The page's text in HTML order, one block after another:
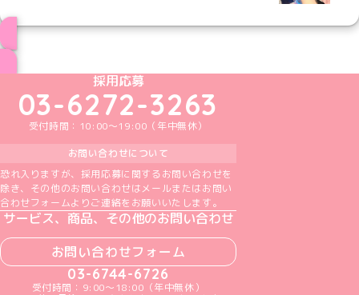
めいどりーみんTikTok公式アカウント
めいどりーみんX公式アカウント
めいどりーみんInstagram公式アカウント
めいどりーみんFacebook公式アカウン
めいどりーみんYouTube公式アカ
採用応募
03-6272-3263
受付時間：10:00～19:00（年中無休）
お問い合わせについて
恐れ入りますが、採用応募に関するお問い合わせを
除き、その他のお問い合わせはメールまたはお問い
合わせフォームよりご連絡をお願いいたします。
サービス、商品、その他のお問い合わせ
お問い合わせフォーム
03-6744-6726
受付時間：9:00～18:00（年中無休）